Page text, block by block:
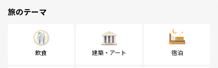
旅のテーマ
飲食 建築・アート 宿泊